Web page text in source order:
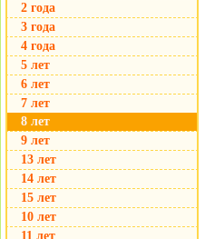
2 года
3 года
4 года
5 лет
6 лет
7 лет
8 лет
9 лет
13 лет
14 лет
15 лет
10 лет
11 лет